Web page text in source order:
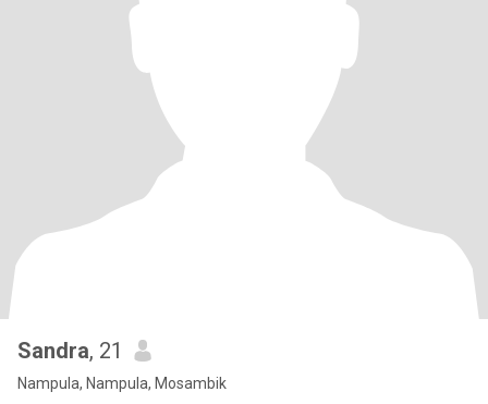
Sandra, 21
Nampula, Nampula, Mosambik